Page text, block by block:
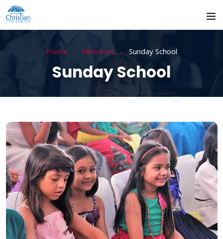
Home Ministries Sunday School
Sunday School